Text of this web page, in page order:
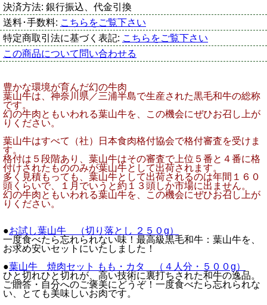
決済方法: 銀行振込、代金引換
送料･手数料: こちらをご覧下さい
特定商取引法に基づく表記: こちらをご覧下さい
この商品について問い合わせる
豊かな環境が育んだ幻の牛肉
葉山牛は、神奈川県／三浦半島で生産された黒毛和牛の総称
です。
幻の牛肉ともいわれる葉山牛を、この機会にぜひお召し上が
りください。
葉山牛はすべて（社）日本食肉格付協会で格付審査を受けま
す。
格付は５段階あり、葉山牛はその審査で上位５番と４番に格
付けされたもののみが葉山牛として出荷されます。
多く見積もっても、葉山牛として出荷されるのは年間１６０
頭くらいで、１月でいうと約１３頭しか市場に出ません。
幻の牛肉ともいわれる葉山牛を、この機会にぜひお召し上が
りください。
●お試し葉山牛 （切り落とし ２５０g）
一度食べたら忘れられない味！最高級黒毛和牛：葉山牛を、
お求め安いセットにいたしました！
●葉山牛 焼肉セット もも・カタ （４人分・５００g）
ひと切れひと切れが、高い技術に裏打ちされた和牛の逸品。
ご贈答・自分へのご褒美にどうぞ！一度食べたら忘れられな
い、とても美味しいお肉です。